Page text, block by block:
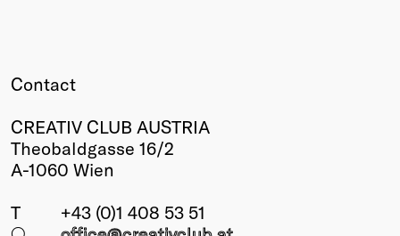
Contact
CREATIV CLUB AUSTRIA
Theobaldgasse 16/2
A-1060 Wien
T
+43 (0)1 408 53 51